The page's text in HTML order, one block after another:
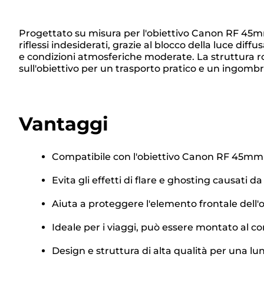
Progettato su misura per l'obiettivo Canon RF
riflessi indesiderati, grazie al blocco della luce
e condizioni atmosferiche moderate. La struttura
sull'obiettivo per un trasporto pratico e un
Vantaggi
Compatibile con l'obiettivo Canon RF 45mm
Evita gli effetti di flare e ghosting causati
Aiuta a proteggere l'elemento frontale
Ideale per i viaggi, può essere montato al
Design e struttura di alta qualità per una